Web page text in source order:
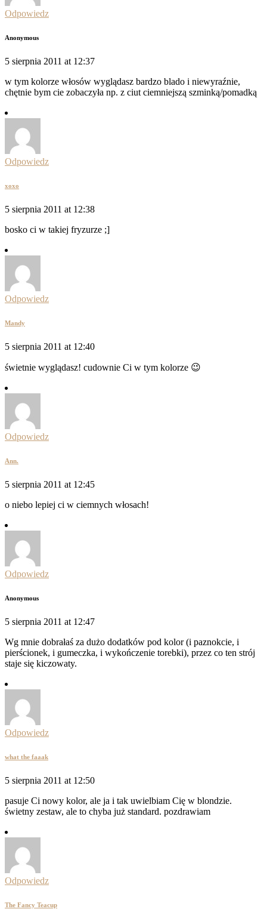
Odpowiedz
Anonymous
5 sierpnia 2011 at 12:37
w tym kolorze włosów wyglądasz bardzo blado i niewyraźnie,
chętnie bym cie zobaczyła np. z ciut ciemniejszą szminką/pomadką
Odpowiedz
xoxo
5 sierpnia 2011 at 12:38
bosko ci w takiej fryzurze ;]
Odpowiedz
Mandy
5 sierpnia 2011 at 12:40
świetnie wyglądasz! cudownie Ci w tym kolorze 😉
Odpowiedz
Ann.
5 sierpnia 2011 at 12:45
o niebo lepiej ci w ciemnych włosach!
Odpowiedz
Anonymous
5 sierpnia 2011 at 12:47
Wg mnie dobrałaś za dużo dodatków pod kolor (i paznokcie, i
pierścionek, i gumeczka, i wykończenie torebki), przez co ten strój
staje się kiczowaty.
Odpowiedz
what the faaak
5 sierpnia 2011 at 12:50
pasuje Ci nowy kolor, ale ja i tak uwielbiam Cię w blondzie.
świetny zestaw, ale to chyba już standard. pozdrawiam
Odpowiedz
The Fancy Teacup